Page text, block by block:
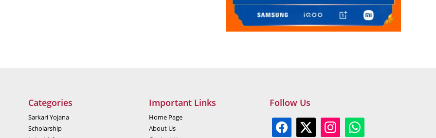
Categories
Sarkari Yojana
Scholarship
Important Links
Home Page
About Us
Follow Us